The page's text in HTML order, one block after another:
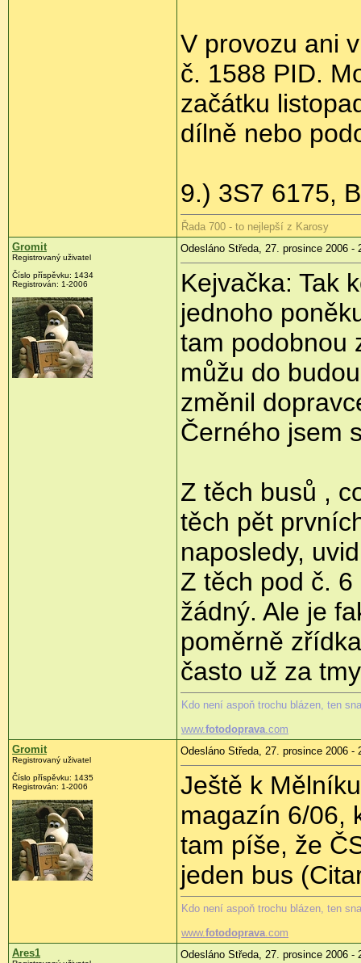
V provozu ani
č. 1588 PID.
začátku
dílně nebo
9.) 3S7 6175,
Řada 700 - to nejlepší z Karosy
Gromit
Registrovaný uživatel
Číslo příspěvku: 1434
Registrován: 1-2006
Odesláno Středa, 27. prosince 2006 -
Kejvačka: Tak
jednoho
tam podobnou
můžu do
změnil
Černého jsem
Z těch busů ,
těch pět
naposledy,
Z těch pod č.
žádný. Ale je
poměrně
často už za
Kdo není aspoň trochu blázen, ten
www.fotodoprava.com
Gromit
Registrovaný uživatel
Číslo příspěvku: 1435
Registrován: 1-2006
Odesláno Středa, 27. prosince 2006 -
Ještě k
magazín 6/06,
tam píše, že
jeden bus
Kdo není aspoň trochu blázen, ten
www.fotodoprava.com
Ares1
Odesláno Středa, 27. prosince 2006 -